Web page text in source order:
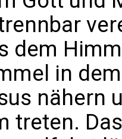
dem
in
nähern
treten.